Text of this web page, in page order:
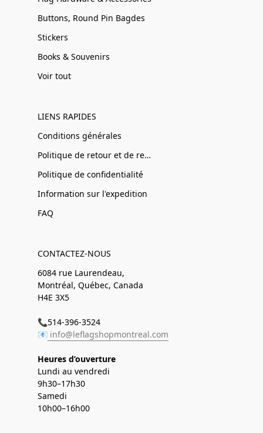
Buttons, Round Pin Bagdes
Stickers
Books & Souvenirs
Voir tout
LIENS RAPIDES
Conditions générales
Politique de retour et de remboursement
Politique de confidentialité
Information sur l'expedition
FAQ
CONTACTEZ-NOUS
6084 rue Laurendeau,
Montréal, Québec, Canada
H4E 3X5
📞514-396-3524
📧 info@leflagshopmontreal.com
Heures d’ouverture
Lundi au vendredi
9h30–17h30
Samedi
10h00–16h00